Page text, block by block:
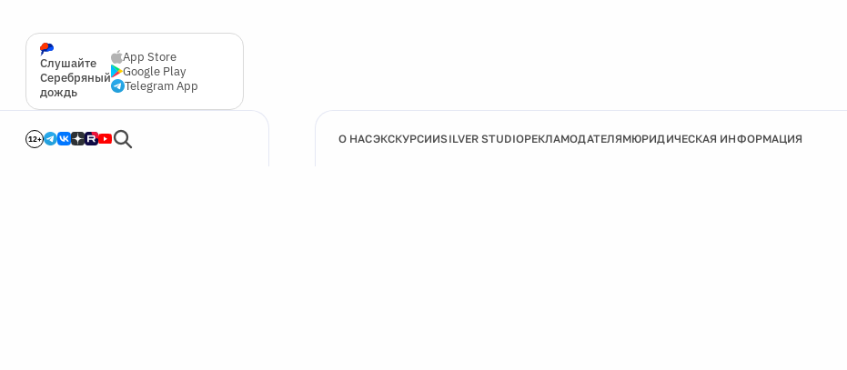
Слушайте
Серебряный
дождь
App Store
Google Play
Telegram App
12+ О НАСЭКСКУРСИИSILVER STUDIOРЕКЛАМОДАТЕЛЯМЮРИДИЧЕСКАЯ ИНФОРМАЦИЯ